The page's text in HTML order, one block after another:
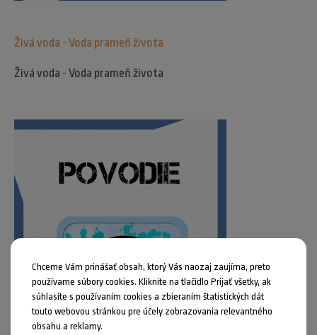
Živá voda - Voda prameň života
Živá voda - Voda prameň života
Chceme Vám prinášať obsah, ktorý Vás naozaj zaujíma, preto
používame súbory cookies. Kliknite na tlačidlo Prijať všetky, ak
súhlasíte s používaním cookies a zbieraním štatistických dát
touto webovou stránkou pre účely zobrazovania relevantného
obsahu a reklamy.